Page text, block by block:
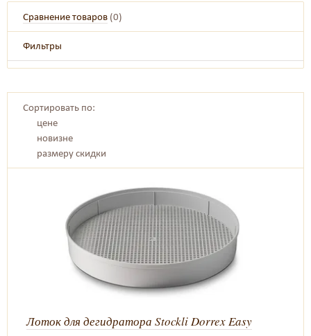
Сравнение товаров (0)
Фильтры
Сортировать по:
цене
новизне
размеру скидки
Лоток для дегидратора Stockli Dorrex Easy